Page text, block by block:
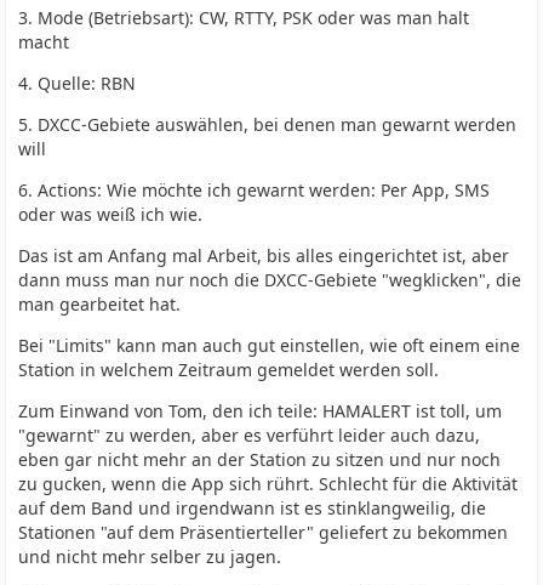
3. Mode (Betriebsart): CW, RTTY, PSK oder was man halt
macht
4. Quelle: RBN
5. DXCC-Gebiete auswählen, bei denen man gewarnt werden
will
6. Actions: Wie möchte ich gewarnt werden: Per App, SMS
oder was weiß ich wie.
Das ist am Anfang mal Arbeit, bis alles eingerichtet ist, aber
dann muss man nur noch die DXCC-Gebiete "wegklicken", die
man gearbeitet hat.
Bei "Limits" kann man auch gut einstellen, wie oft einem eine
Station in welchem Zeitraum gemeldet werden soll.
Zum Einwand von Tom, den ich teile: HAMALERT ist toll, um
"gewarnt" zu werden, aber es verführt leider auch dazu,
eben gar nicht mehr an der Station zu sitzen und nur noch
zu gucken, wenn die App sich rührt. Schlecht für die Aktivität
auf dem Band und irgendwann ist es stinklangweilig, die
Stationen "auf dem Präsentierteller" geliefert zu bekommen
und nicht mehr selber zu jagen.